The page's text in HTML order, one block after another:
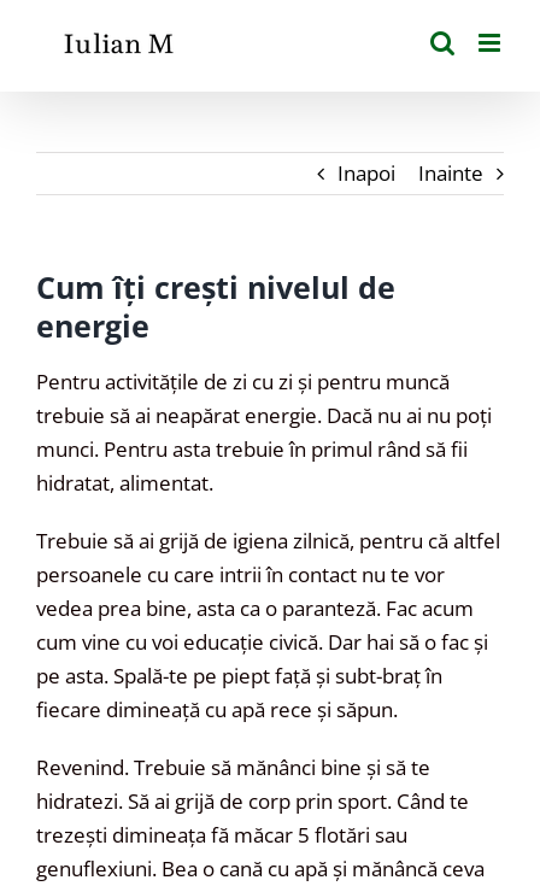
Inapoi Inainte
Cum îți crești nivelul de
energie
Pentru activitățile de zi cu zi și pentru muncă
trebuie să ai neapărat energie. Dacă nu ai nu poți
munci. Pentru asta trebuie în primul rând să fii
hidratat, alimentat.
Trebuie să ai grijă de igiena zilnică, pentru că altfel
persoanele cu care intrii în contact nu te vor
vedea prea bine, asta ca o paranteză. Fac acum
cum vine cu voi educație civică. Dar hai să o fac și
pe asta. Spală-te pe piept față și subt-braț în
fiecare dimineață cu apă rece și săpun.
Revenind. Trebuie să mănânci bine și să te
hidratezi. Să ai grijă de corp prin sport. Când te
trezești dimineața fă măcar 5 flotări sau
genuflexiuni. Bea o cană cu apă și mănâncă ceva